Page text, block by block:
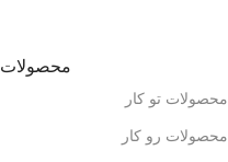
محصولات
محصولات تو کار
محصولات رو کار